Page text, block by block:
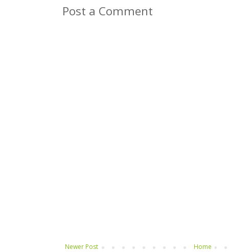
Post a Comment
Newer Post
Home